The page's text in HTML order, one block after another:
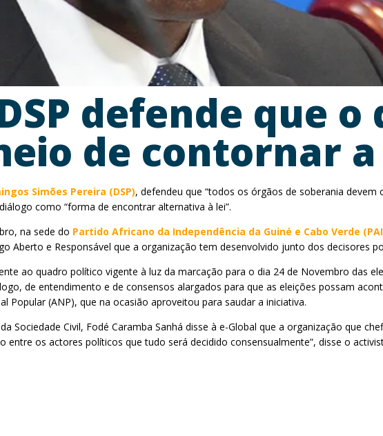
defende que
de contornar
Simões Pereira (DSP), defendeu que “todos os órgãos de soberania
como “forma de encontrar alternativa à lei”.
na sede do Partido Africano da Independência da Guiné e Cabo Verde
Aberto e Responsável que a organização tem desenvolvido junto dos decisores
ao quadro político vigente à luz da marcação para o dia 24 de Novembro das
de entendimento e de consensos alargados para que as eleições possam
Popular (ANP), que na ocasião aproveitou para saudar a iniciativa.
Sociedade Civil, Fodé Caramba Sanhá disse à e-Global que a organização que
entre os actores políticos que tudo será decidido consensualmente”, disse o